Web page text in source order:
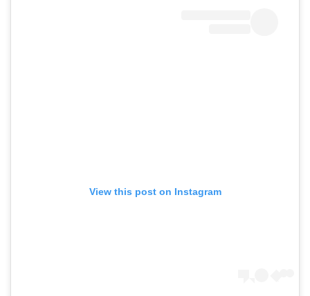
View this post on Instagram